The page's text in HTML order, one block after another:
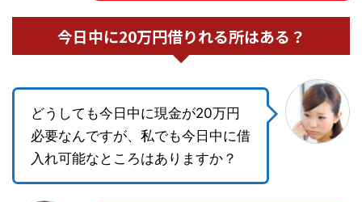
今日中に20万円借りれる所はある？
どうしても今日中に現金が20万円
必要なんですが、私でも今日中に借
入れ可能なところはありますか？